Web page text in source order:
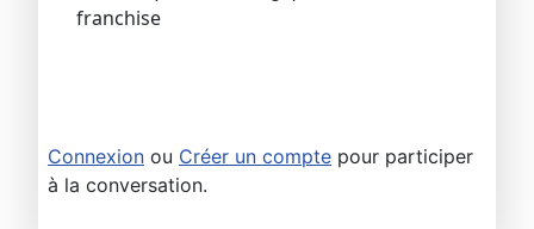
franchise
Connexion ou Créer un compte pour participer
à la conversation.